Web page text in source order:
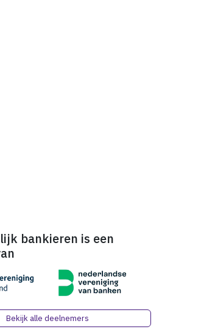
bankieren is een
Bekijk alle deelnemers